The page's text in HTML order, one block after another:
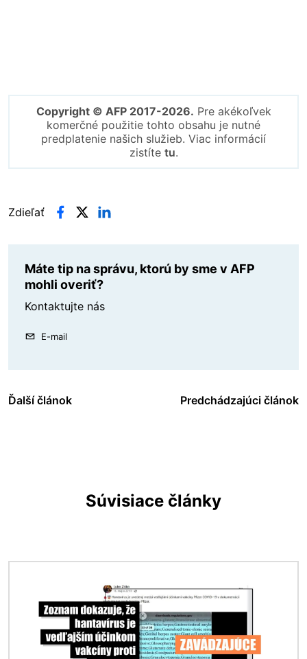
Copyright © AFP 2017-2026. Pre akékoľvek
komerčné použitie tohto obsahu je nutné
predplatenie našich služieb. Viac informácií
zistíte tu.
Zdieľať
Máte tip na správu, ktorú by sme v AFP
mohli overiť?
Kontaktujte nás
E-mail
Ďalší článok Predchádzajúci článok
Súvisiace články